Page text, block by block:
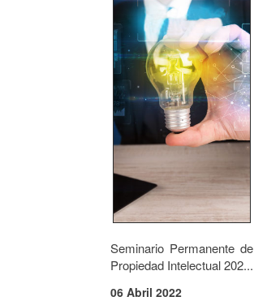
Seminario Permanente de
Propiedad Intelectual 202...
06 Abril 2022